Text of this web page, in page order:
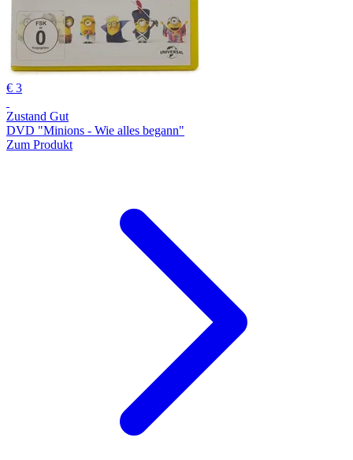
€ 3
Zustand Gut
DVD "Minions - Wie alles begann"
Zum Produkt